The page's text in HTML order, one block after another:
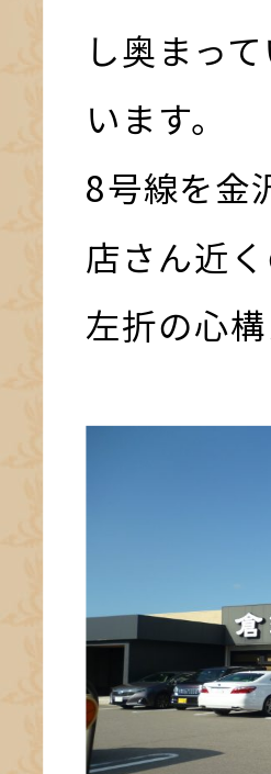
し奥まっ
います。
8号線を金
店さん近
左折の心